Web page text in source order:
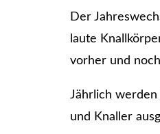
Der
laute
vorher und
Jährlich
und Knaller